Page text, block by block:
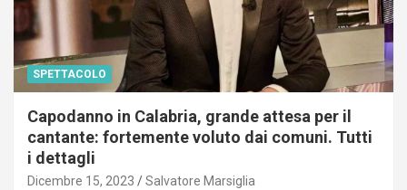
SPETTACOLO
Capodanno in Calabria, grande attesa per il
cantante: fortemente voluto dai comuni. Tutti
i dettagli
Dicembre 15, 2023 Salvatore Marsiglia